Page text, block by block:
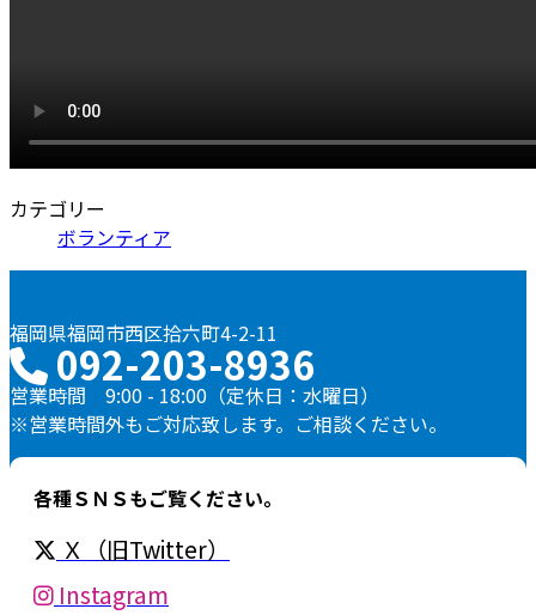
カテゴリー
ボランティア
福岡県福岡市西区拾六町4-2-11
092-203-8936
営業時間 9:00 - 18:00（定休日：水曜日）
※営業時間外もご対応致します。ご相談ください。
各種ＳＮＳもご覧ください。
Ｘ（旧Twitter）
Instagram